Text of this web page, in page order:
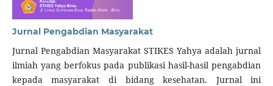
Jurnal Pengabdian Masyarakat
Jurnal Pengabdian Masyarakat STIKES Yahya adalah jurnal
ilmiah yang berfokus pada publikasi hasil-hasil pengabdian
kepada masyarakat di bidang kesehatan. Jurnal ini